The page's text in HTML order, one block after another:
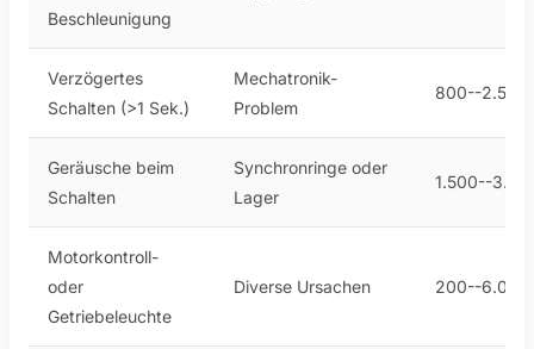
Beschleunigung
Verzögertes
Schalten (>1 Sek.)
Mechatronik-
Problem
800--2.500
Geräusche beim
Schalten
Synchronringe oder
Lager
1.500--
Motorkontroll-
oder
Getriebeleuchte
Diverse Ursachen 200--6.000